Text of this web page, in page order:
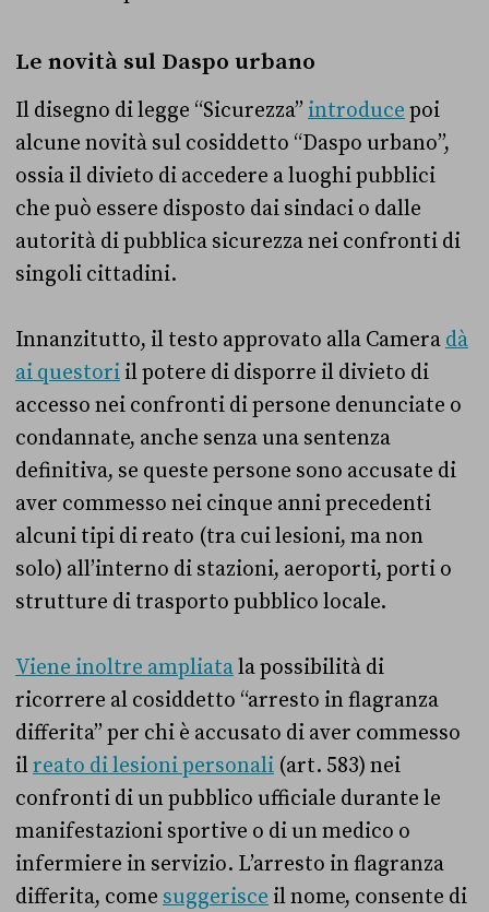
Le novità sul Daspo urbano
Il disegno di legge “Sicurezza” introduce poi
alcune novità sul cosiddetto “Daspo urbano”,
ossia il divieto di accedere a luoghi pubblici
che può essere disposto dai sindaci o dalle
autorità di pubblica sicurezza nei confronti di
singoli cittadini.
Innanzitutto, il testo approvato alla Camera dà
ai questori il potere di disporre il divieto di
accesso nei confronti di persone denunciate o
condannate, anche senza una sentenza
definitiva, se queste persone sono accusate di
aver commesso nei cinque anni precedenti
alcuni tipi di reato (tra cui lesioni, ma non
solo) all’interno di stazioni, aeroporti, porti o
strutture di trasporto pubblico locale.
Viene inoltre ampliatala possibilità di
ricorrere al cosiddetto “arresto in flagranza
differita” per chi è accusato di aver commesso
ilreato di lesioni personali (art. 583) nei
confronti di un pubblico ufficiale durante le
manifestazioni sportive o di un medico o
infermiere in servizio. L’arresto in flagranza
differita, come suggerisce il nome, consente di